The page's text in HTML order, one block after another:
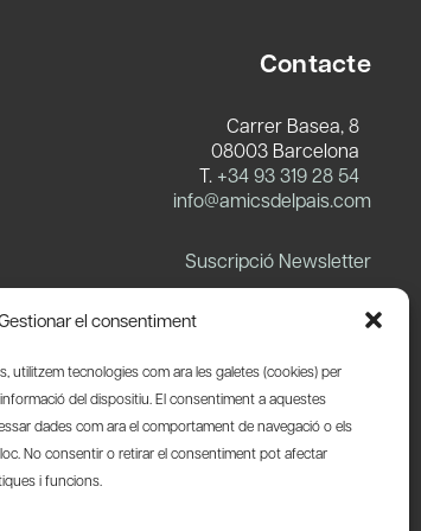
el consentiment
utilitzem tecnologies com ara les galetes (cookies) per
del dispositiu. El consentiment a aquestes
dades com ara el comportament de navegació o els
No consentir o retirar el consentiment pot afectar
i funcions.
Contacte
Carrer Basea, 8
08003 Barcelona
T. +34 93 319 28 54
info@amicsdelpais.com
Suscripció Newsletter
YouTube